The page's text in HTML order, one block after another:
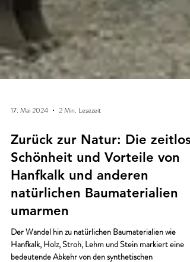
17. Mai 2024 2 Min. Lesezeit
Zurück zur Natur: Die
Schönheit und Vorteile von
Hanfkalk und anderen
natürlichen Baumaterialien
umarmen